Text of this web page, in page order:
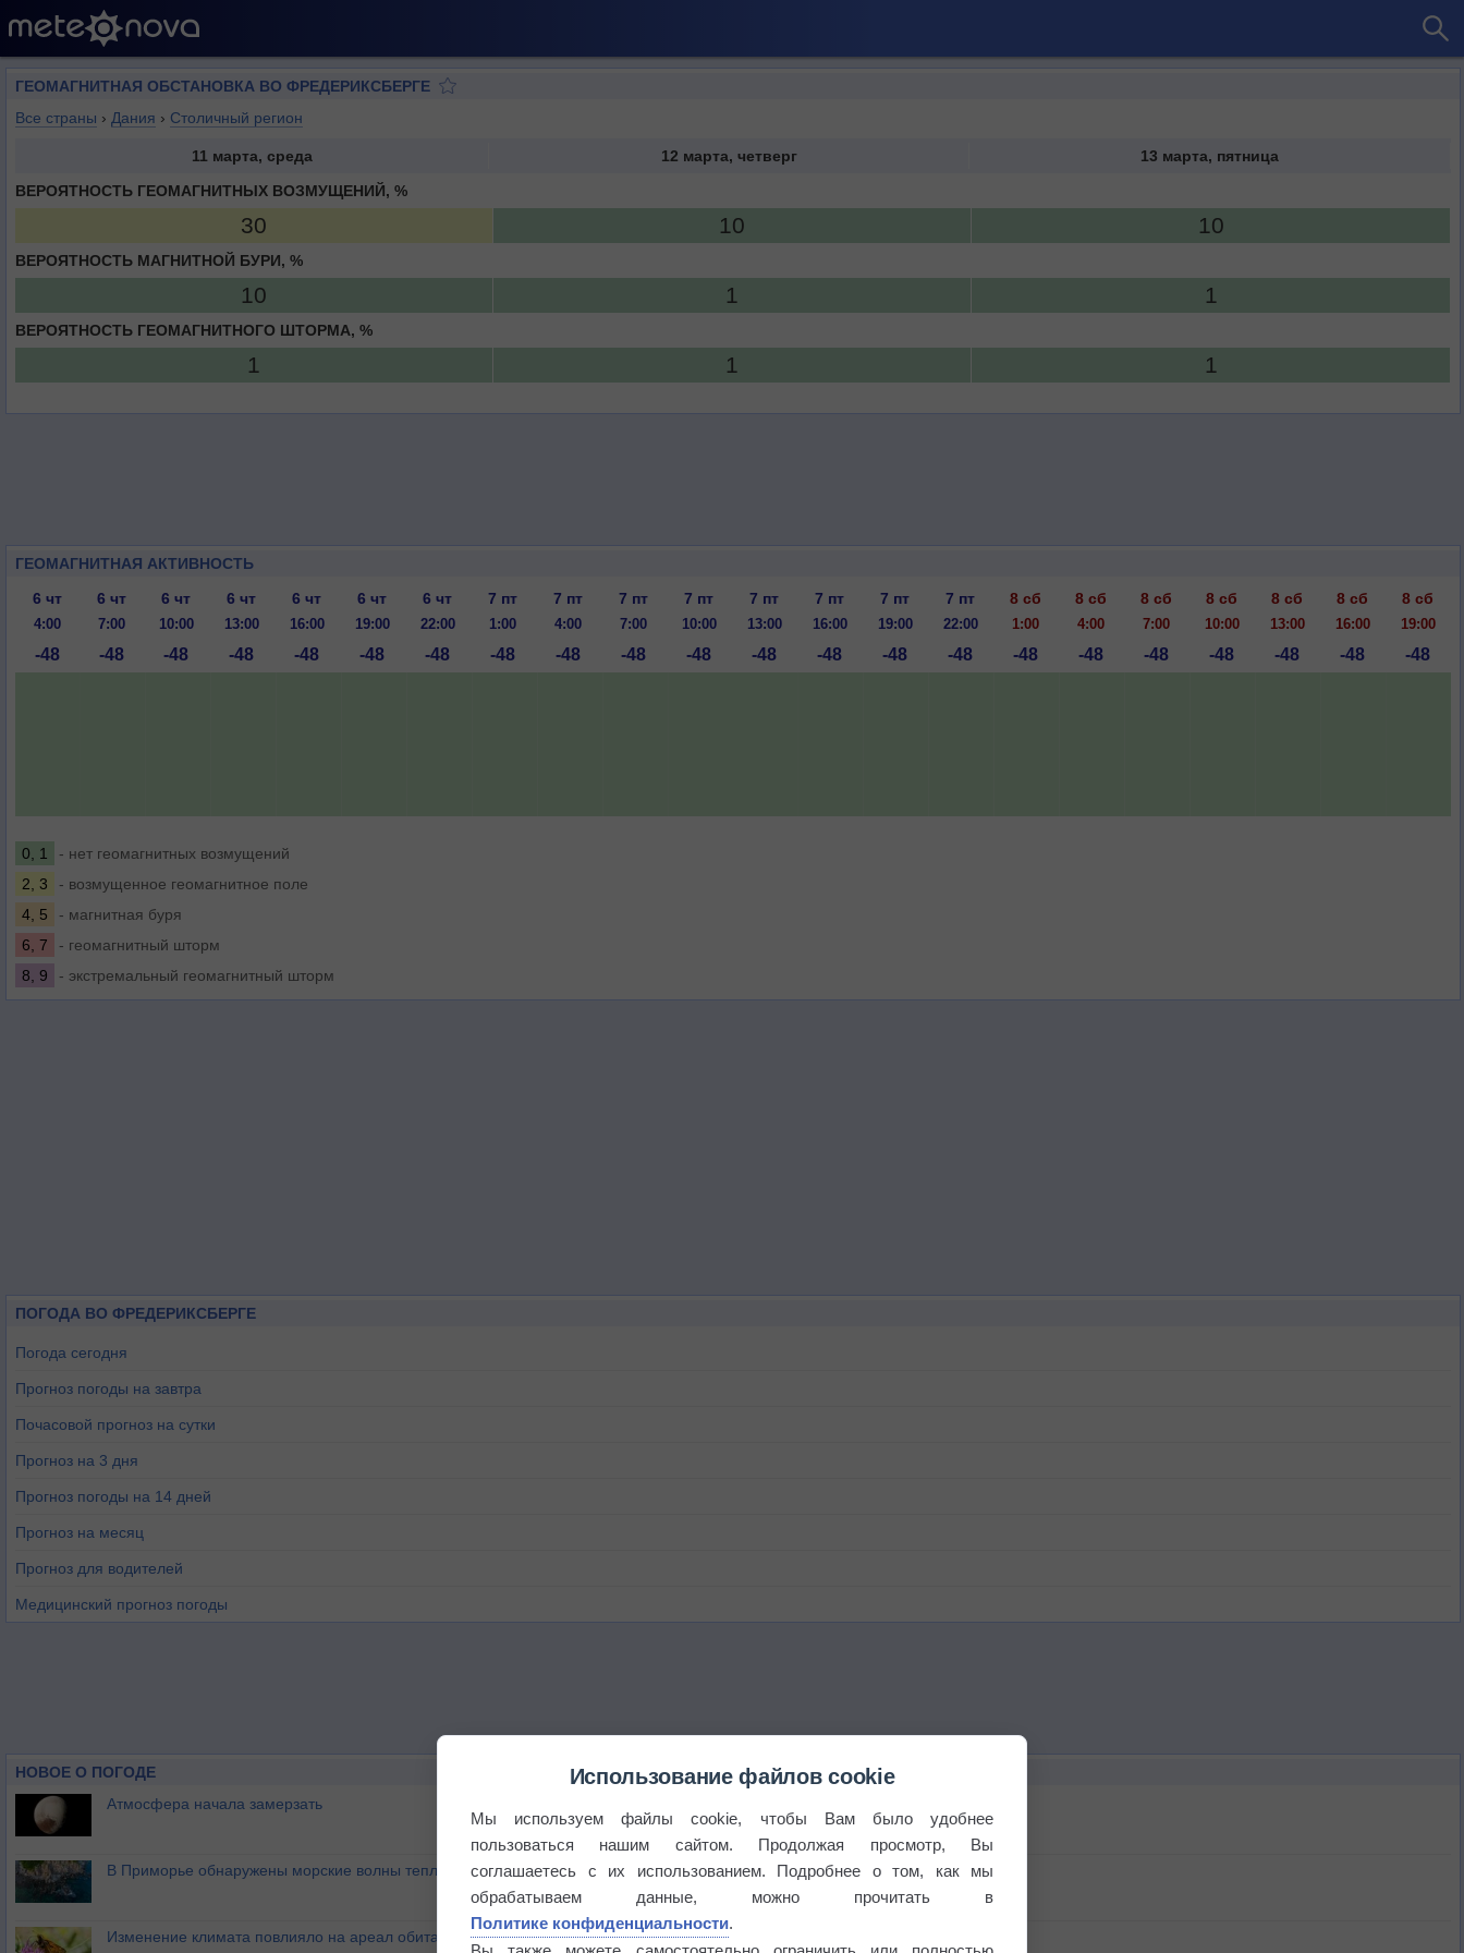
ГЕОМАГНИТНАЯ ОБСТАНОВКА ВО ФРЕДЕРИКСБЕРГЕ
Все страны › Дания › Столичный регион
11 марта, среда 12 марта, четверг
13 марта, пятница
ВЕРОЯТНОСТЬ ГЕОМАГНИТНЫХ ВОЗМУЩЕНИЙ, %
30 10 10
ВЕРОЯТНОСТЬ МАГНИТНОЙ БУРИ, %
10 1 1
ВЕРОЯТНОСТЬ ГЕОМАГНИТНОГО ШТОРМА, %
1 1 1
ГЕОМАГНИТНАЯ АКТИВНОСТЬ
6 чт
6 чт 6 чт 6 чт 6 чт 6 чт 6 чт 7 пт 7 пт 7 пт 7 пт 7 пт 7 пт 7 пт 7 пт 8 сб 8 сб 8 сб 8 сб 8 сб 8 сб 8 сб
4:00 7:00 10:00 13:00 16:00 19:00 22:00 1:00 4:00 7:00 10:00 13:00 16:00 19:00 22:00 1:00 4:00 7:00 10:00 13:00 16:00 19:00
-48 -48 -48 -48 -48 -48 -48 -48 -48 -48 -48 -48 -48 -48 -48 -48 -48 -48 -48 -48 -48 -48
0, 1
- нет геомагнитных возмущений
2, 3
- возмущенное геомагнитное поле
4, 5
- магнитная буря
6, 7
- геомагнитный шторм
8, 9
- экстремальный геомагнитный шторм
ПОГОДА ВО ФРЕДЕРИКСБЕРГЕ
Погода сегодня
Прогноз погоды на завтра
Почасовой прогноз на сутки
Прогноз на 3 дня
Прогноз погоды на 14 дней
Прогноз на месяц
Прогноз для водителей
Медицинский прогноз погоды
НОВОЕ О ПОГОДЕ
Атмосфера начала замерзать
В Приморье обнаружены морские волны тепла
Изменение климата повлияло на ареал обитания бабочек
Использование файлов cookie
Мы используем файлы cookie, чтобы Вам было удобнее
пользоваться нашим сайтом. Продолжая просмотр, Вы
соглашаетесь с их использованием. Подробнее о том, как мы
обрабатываем данные, можно прочитать в
Политике конфиденциальности.